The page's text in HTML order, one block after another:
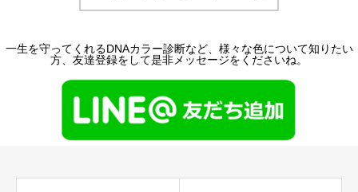
一生を守ってくれるDNAカラー診断など、様々な色について知りたい
方、友達登録をして是非メッセージをくださいね。